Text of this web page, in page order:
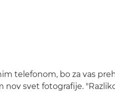
telefonom, bo za vas
nov svet fotografije.